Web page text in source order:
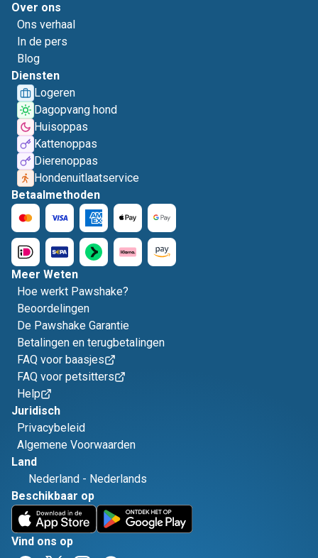
Over ons
Ons verhaal
In de pers
Blog
Diensten
Logeren
Dagopvang hond
Huisoppas
Kattenoppas
Dierenoppas
Hondenuitlaatservice
Betaalmethoden
Meer Weten
Hoe werkt Pawshake?
Beoordelingen
De Pawshake Garantie
Betalingen en terugbetalingen
FAQ voor baasjes
FAQ voor petsitters
Help
Juridisch
Privacybeleid
Algemene Voorwaarden
Land
Nederland - Nederlands
Beschikbaar op
Vind ons op